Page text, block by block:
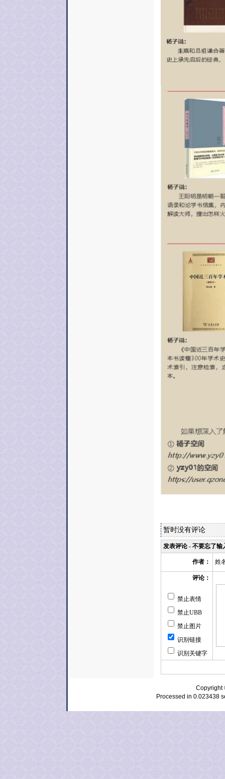
暂时没有评论
发表评论 - 不要忘了输
作者： 姓
评论：
禁止表情
禁止UBB
禁止图片
识别链接
识别关键字
Processed in 0.023438